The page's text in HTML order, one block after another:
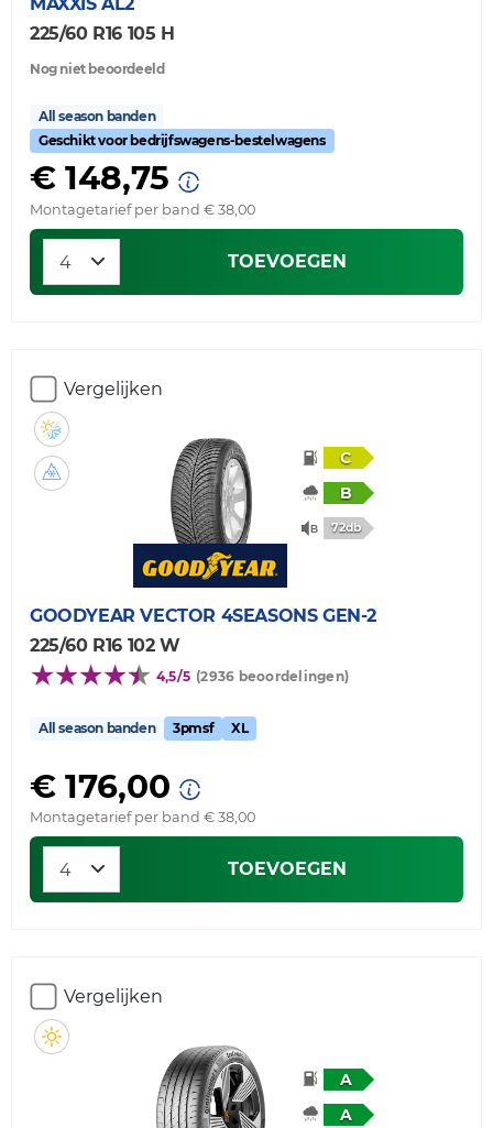
MAXXIS AL2
225/60 R16 105 H
Nog niet beoordeeld
All season banden
Geschikt voor bedrijfswagens-bestelwagens
€ 148,75
Montagetarief per band € 38,00
TOEVOEGEN
Vergelijken
C
B
72db
GOODYEAR VECTOR 4SEASONS GEN-2
225/60 R16 102 W
4,5/5 (2936 beoordelingen)
All season banden 3pmsf XL
€ 176,00
Montagetarief per band € 38,00
TOEVOEGEN
Vergelijken
A
A